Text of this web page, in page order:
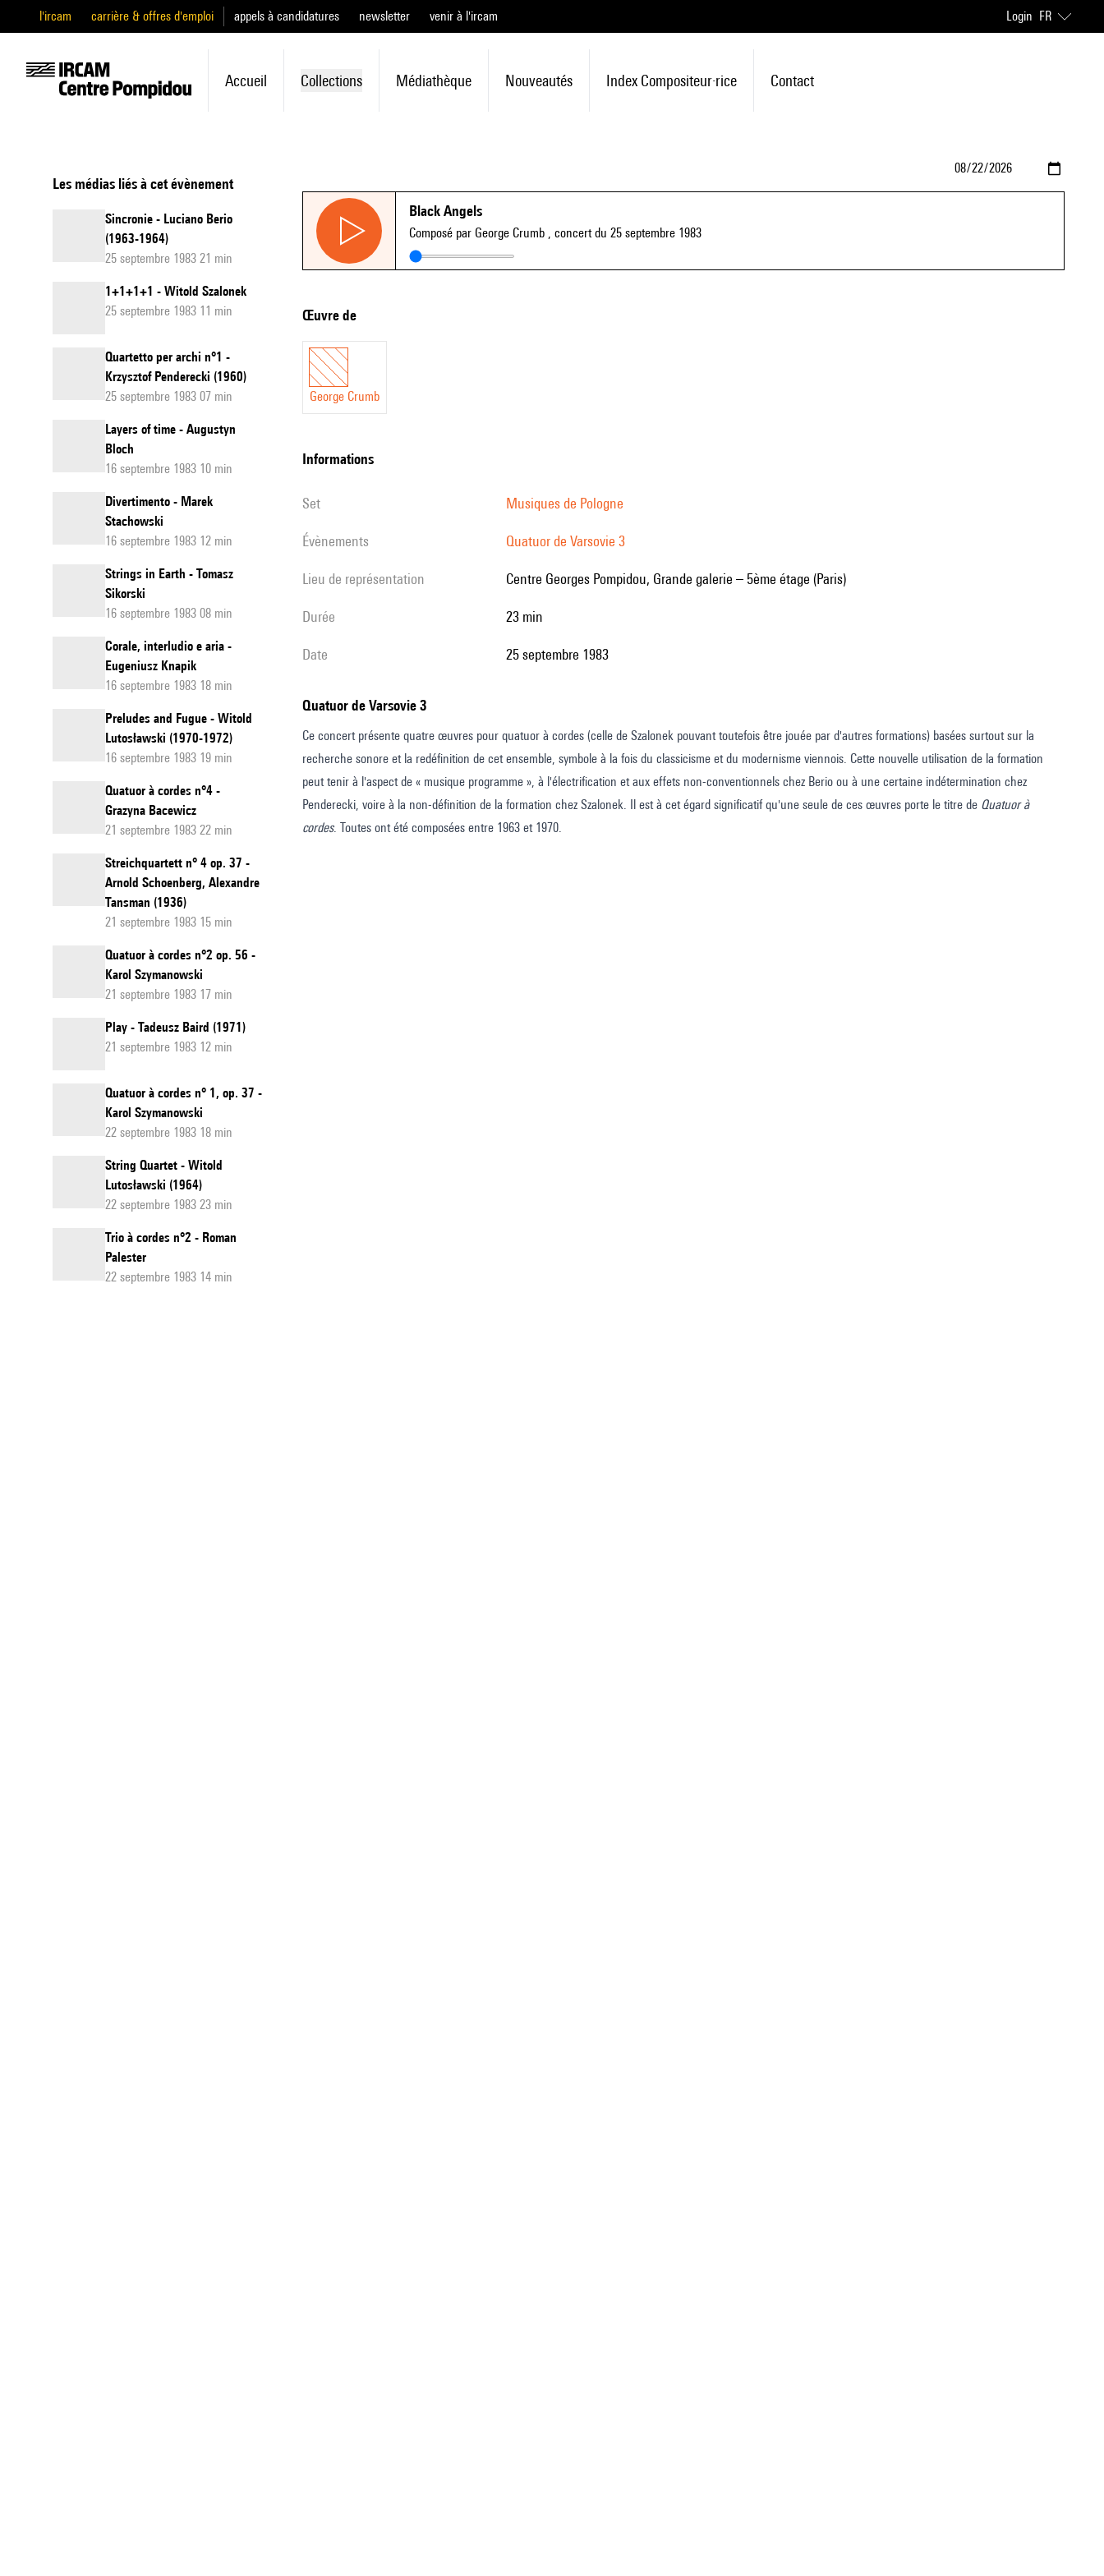
l'ircam carrière & offres d'emploi appels à candidatures newsletter venir à l'ircam Login FR
Accueil Collections Médiathèque Nouveautés Index Compositeur·rice Contact
Les médias liés à cet évènement
Sincronie - Luciano Berio
(1963-1964)
25 septembre 1983 21 min
1+1+1+1 - Witold Szalonek
25 septembre 1983 11 min
Quartetto per archi n°1 -
Krzysztof Penderecki (1960)
25 septembre 1983 07 min
Layers of time - Augustyn
Bloch
16 septembre 1983 10 min
Divertimento - Marek
Stachowski
16 septembre 1983 12 min
Strings in Earth - Tomasz
Sikorski
16 septembre 1983 08 min
Corale, interludio e aria -
Eugeniusz Knapik
16 septembre 1983 18 min
Preludes and Fugue - Witold
Lutosławski (1970-1972)
16 septembre 1983 19 min
Quatuor à cordes n°4 -
Grazyna Bacewicz
21 septembre 1983 22 min
Streichquartett n° 4 op. 37 -
Arnold Schoenberg, Alexandre
Tansman (1936)
21 septembre 1983 15 min
Quatuor à cordes n°2 op. 56 -
Karol Szymanowski
21 septembre 1983 17 min
Play - Tadeusz Baird (1971)
21 septembre 1983 12 min
Quatuor à cordes n° 1, op. 37 -
Karol Szymanowski
22 septembre 1983 18 min
String Quartet - Witold
Lutosławski (1964)
22 septembre 1983 23 min
Trio à cordes n°2 - Roman
Palester
22 septembre 1983 14 min
Black Angels
Composé par George Crumb , concert du 25 septembre 1983
Œuvre de
George Crumb
informations
set Musiques de Pologne
évènements Quatuor de Varsovie 3
Lieu de représentation Centre Georges Pompidou, Grande galerie – 5ème étage (Paris)
durée 23 min
date 25 septembre 1983
Quatuor de Varsovie 3
Ce concert présente quatre œuvres pour quatuor à cordes (celle de Szalonek pouvant toutefois être jouée par d'autres formations) basées surtout sur la
recherche sonore et la redéfinition de cet ensemble, symbole à la fois du classicisme et du modernisme viennois. Cette nouvelle utilisation de la formation
peut tenir à l'aspect de « musique programme », à l'électrification et aux effets non-conventionnels chez Berio ou à une certaine indétermination chez
Penderecki, voire à la non-définition de la formation chez Szalonek. Il est à cet égard significatif qu'une seule de ces œuvres porte le titre de Quatuor à
cordes. Toutes ont été composées entre 1963 et 1970.